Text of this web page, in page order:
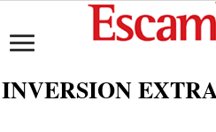
INVERSION